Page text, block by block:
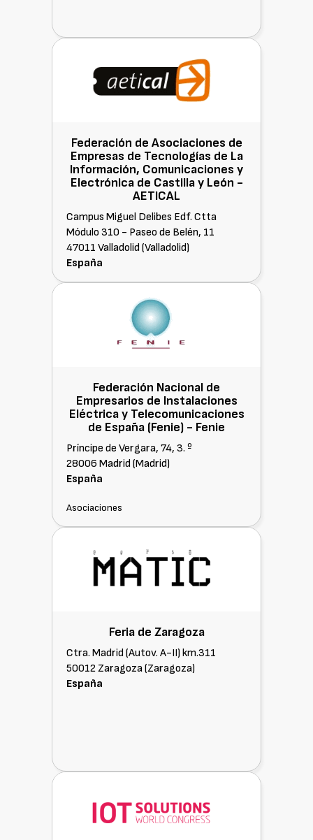
Federación de Asociaciones de
Empresas de Tecnologías de La
Información, Comunicaciones y
Electrónica de Castilla y León -
AETICAL
Campus Miguel Delibes Edf. Ctta
Módulo 310 - Paseo de Belén, 11
47011 Valladolid (Valladolid)
España
Federación Nacional de
Empresarios de Instalaciones
Eléctrica y Telecomunicaciones
de España (Fenie) - Fenie
Príncipe de Vergara, 74, 3. º
28006 Madrid (Madrid)
España
Asociaciones
Feria de Zaragoza
Ctra. Madrid (Autov. A-II) km.311
50012 Zaragoza (Zaragoza)
España